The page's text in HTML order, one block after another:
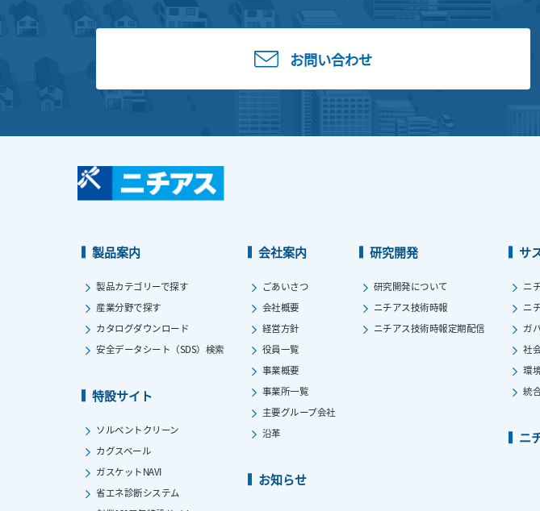
お問い合わせ
製品案内
製品カテゴリーで探す
産業分野で探す
カタログダウンロード
安全データシート（SDS）検索
特設サイト
ソルベントクリーン
カグスベール
ガスケットNAVI
省エネ診断システム
会社案内
ごあいさつ
会社概要
経営方針
役員一覧
事業概要
事業所一覧
主要グループ会社
沿革
お知らせ
研究開発
研究開発について
ニチアス技術時報
ニチアス技術時報定期配信
サ
ニ
ニ
ガ
社
環
統
ニ